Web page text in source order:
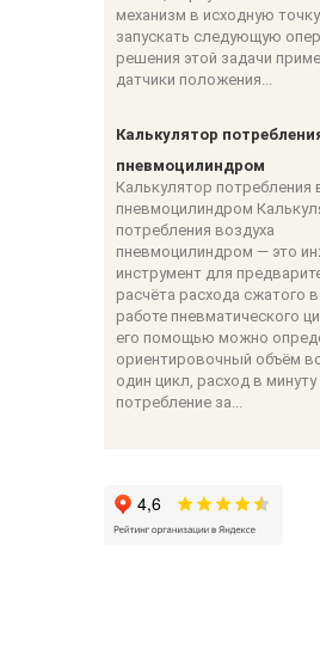
механизм в исходную
запускать следующую
решения этой задачи
датчики положения...
Калькулятор
пневмоцилиндром
Калькулятор потребления
пневмоцилиндром
потребления воздуха
пневмоцилиндром — это
инструмент для
расчёта расхода сжатого
работе пневматического
его помощью можно
ориентировочный объём
один цикл, расход в минуту
потребление за...